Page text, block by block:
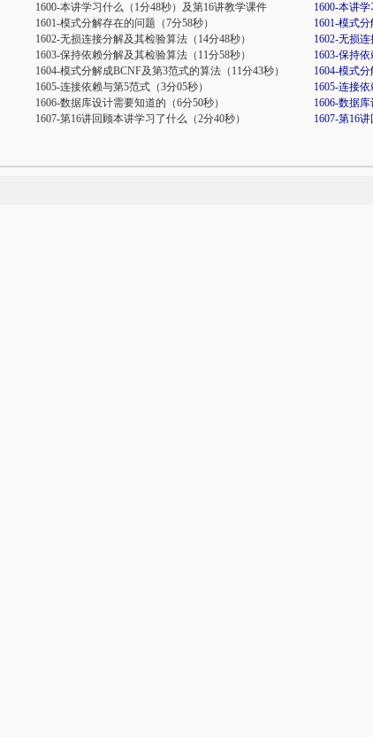
1600-本讲学习什么（1分48秒）及第16讲教学课件
1600-本讲学
1601-模式分解存在的问题（7分58秒）
1601-模式分
1602-无损连接分解及其检验算法（14分48秒）
1602-无损
1603-保持依赖分解及其检验算法（11分58秒）
1603-保持
1604-模式分解成BCNF及第3范式的算法（11分43秒）
1604-模式
1605-连接依赖与第5范式（3分05秒）
1605-连接依
1606-数据库设计需要知道的（6分50秒）
1606-数据
1607-第16讲回顾本讲学习了什么（2分40秒） 1607-第16